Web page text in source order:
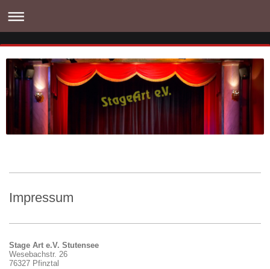
Impressum
Stage Art e.V. Stutensee
Wesebachstr. 26
76327 Pfinztal